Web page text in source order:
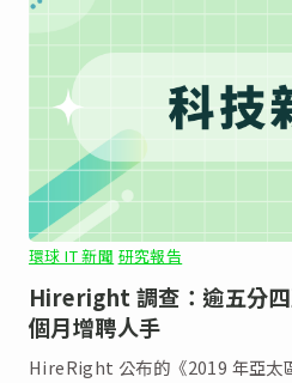
環球 IT 新聞 研究報告
Hireright 調查：逾五分
個月增聘人手
HireRight 公布的《2019 年亞太